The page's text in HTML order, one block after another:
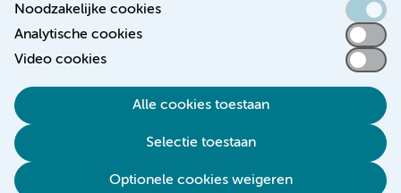
Noodzakelijke cookies
Analytische cookies
Video cookies
Alle cookies toestaan
Selectie toestaan
Optionele cookies weigeren
Toegankelijkheidsverklaring
Responsible disclosure